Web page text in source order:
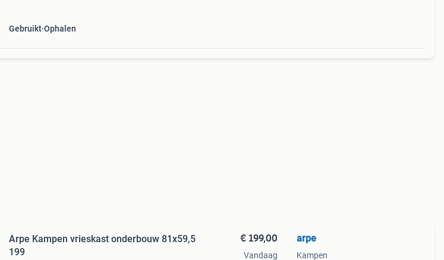
Gebruikt Ophalen
Arpe Kampen vrieskast onderbouw 81x59,5
199
€ 199,00
Vandaag
arpe
Kampen